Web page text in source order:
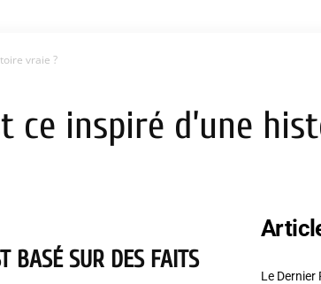
vraie ?
ce inspiré d’une
BASÉ SUR DES FAITS
Le Dernier